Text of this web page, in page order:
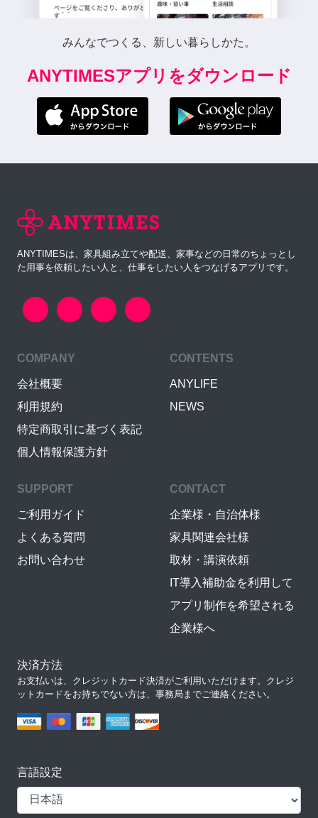
みんなでつくる、新しい暮らしかた。
ANYTIMESアプリをダウンロード
ANYTIMESは、家具組み立てや配送、家事などの日常のちょっとし
た用事を依頼したい人と、仕事をしたい人をつなげるアプリです。
COMPANY
会社概要
利用規約
特定商取引に基づく表記
個人情報保護方針
CONTENTS
ANYLIFE
NEWS
SUPPORT
ご利用ガイド
よくある質問
お問い合わせ
CONTACT
企業様・自治体様
家具関連会社様
取材・講演依頼
IT導入補助金を利用して
アプリ制作を希望される
企業様へ
決済方法
お支払いは、クレジットカード決済がご利用いただけます。クレジ
ットカードをお持ちでない方は、事務局までご連絡ください。
言語設定